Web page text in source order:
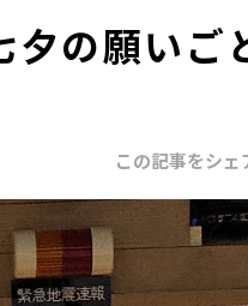
の願いご
この記事をシェ